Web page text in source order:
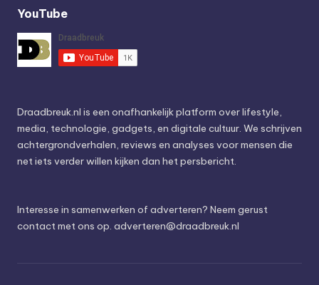
YouTube
Draadbreuk.nl is een onafhankelijk platform over lifestyle,
media, technologie, gadgets, en digitale cultuur. We schrijven
achtergrondverhalen, reviews en analyses voor mensen die
net iets verder willen kijken dan het persbericht.
Interesse in samenwerken of adverteren? Neem gerust
contact met ons op. adverteren@draadbreuk.nl